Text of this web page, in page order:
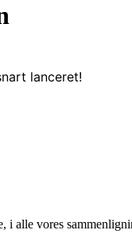
lanceret!
alle vores